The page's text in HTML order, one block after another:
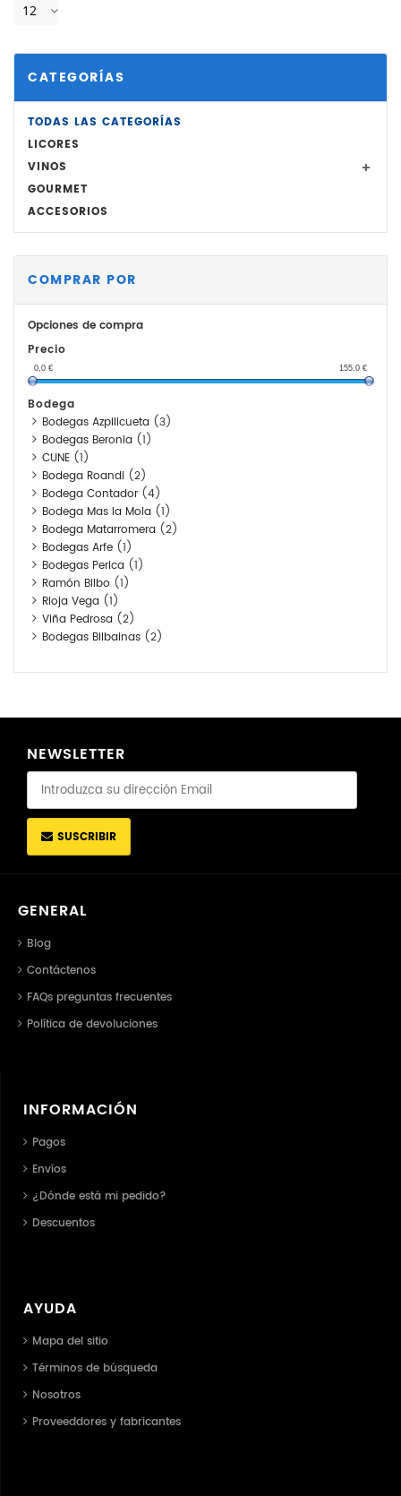
12
CATEGORÍAS
TODAS LAS CATEGORÍAS
LICORES
VINOS
GOURMET
ACCESORIOS
COMPRAR POR
Opciones de compra
Precio
0,0 € 155,0 €
Bodega
Bodegas Azpilicueta (3)
Bodegas Beronia (1)
CUNE (1)
Bodega Roandi (2)
Bodega Contador (4)
Bodega Mas la Mola (1)
Bodega Matarromera (2)
Bodegas Arfe (1)
Bodegas Perica (1)
Ramón Bilbo (1)
Rioja Vega (1)
Viña Pedrosa (2)
Bodegas Bilbainas (2)
NEWSLETTER
SUSCRIBIR
GENERAL
Blog
Contáctenos
FAQs preguntas frecuentes
Política de devoluciones
INFORMACIÓN
Pagos
Envíos
¿Dónde está mi pedido?
Descuentos
AYUDA
Mapa del sitio
Términos de búsqueda
Nosotros
Proveeddores y fabricantes